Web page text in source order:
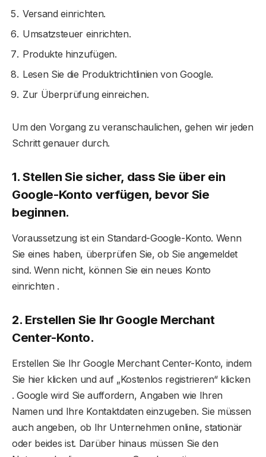
Versand einrichten.
Umsatzsteuer einrichten.
Produkte hinzufügen.
Lesen Sie die Produktrichtlinien von Google.
Zur Überprüfung einreichen.
Um den Vorgang zu veranschaulichen, gehen wir jeden
Schritt genauer durch.
1. Stellen Sie sicher, dass Sie über ein
Google-Konto verfügen, bevor Sie
beginnen.
Voraussetzung ist ein Standard-Google-Konto. Wenn
Sie eines haben, überprüfen Sie, ob Sie angemeldet
sind. Wenn nicht, können Sie ein neues Konto
einrichten .
2. Erstellen Sie Ihr Google Merchant
Center-Konto.
Erstellen Sie Ihr Google Merchant Center-Konto, indem
Sie hier klicken und auf „Kostenlos registrieren“ klicken
. Google wird Sie auffordern, Angaben wie Ihren
Namen und Ihre Kontaktdaten einzugeben. Sie müssen
auch angeben, ob Ihr Unternehmen online, stationär
oder beides ist. Darüber hinaus müssen Sie den